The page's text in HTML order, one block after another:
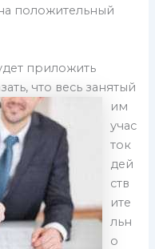
положительный
приложить
что весь занятый
им
учас
ток
дей
ств
ите
льн
о